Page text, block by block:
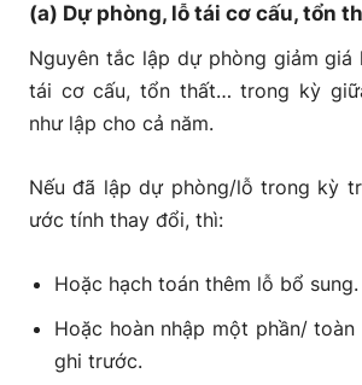
(a) Dự phòng, lỗ tái cơ cấu, tổn
Nguyên tắc lập dự phòng giảm giá
tái cơ cấu, tổn thất… trong kỳ
như lập cho cả năm.
Nếu đã lập dự phòng/lỗ trong kỳ
ước tính thay đổi, thì:
Hoặc hạch toán thêm lỗ bổ sung.
Hoặc hoàn nhập một phần/
ghi trước.